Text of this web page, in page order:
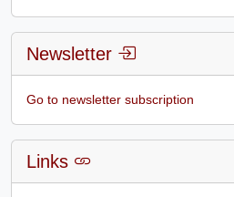
Newsletter
Go to newsletter subscription
Links